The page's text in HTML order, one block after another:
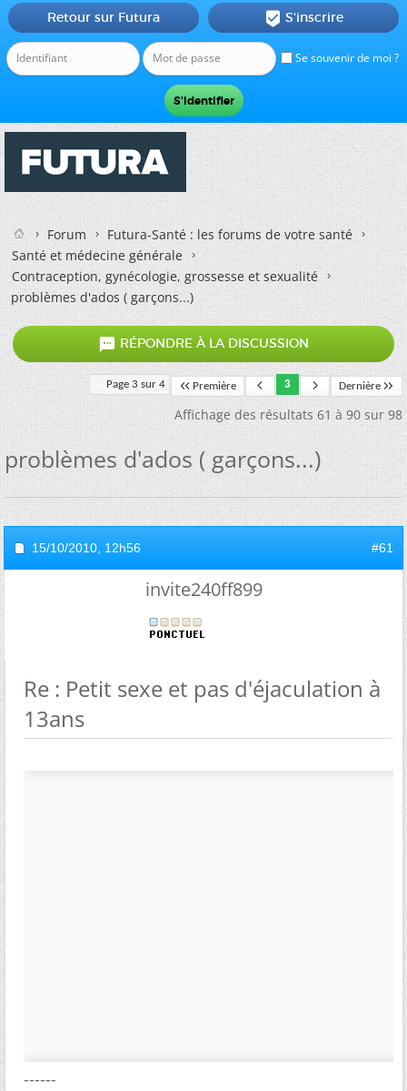
Se souvenir de moi ?
Retour sur Futura  S'inscrire
Forum
Futura-Santé : les forums de votre santé
Santé et médecine générale
Contraception, gynécologie, grossesse et sexualité
problèmes d'ados ( garçons...)
 RÉPONDRE À LA DISCUSSION
Page 3 sur 4 Première 3 Dernière
Affichage des résultats 61 à 90 sur 98
problèmes d'ados ( garçons...)
15/10/2010, 12h56 #61
invite240ff899
Re : Petit sexe et pas d'éjaculation à
13ans
------